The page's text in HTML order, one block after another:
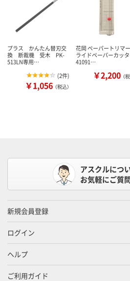
プラス かんたん替刃交
換 断裁機 受木 PK-
513LN専用…
(2件)
￥1,056 （税込）
花岡 ペーパートリマ
ライドペーパーカッ
41091…
￥2,200 （
アスクルにつ
お気軽にご質
新規会員登録
ログイン
ヘルプ
ご利用ガイド